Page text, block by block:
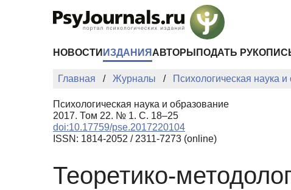
НОВОСТИ ИЗДАНИЯ АВТОРЫ ПОДАТЬ
Главная Журналы Психологическая наука
Психологическая наука и образование
2017. Том 22. № 1. С. 18–25
doi:10.17759/pse.2017220104
ISSN: 1814-2052 / 2311-7273 (online)
Теоретико-